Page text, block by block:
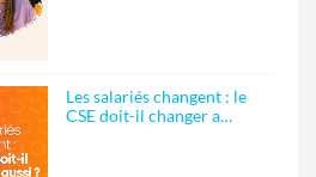
Les salariés changent : le
CSE doit-il changer a…